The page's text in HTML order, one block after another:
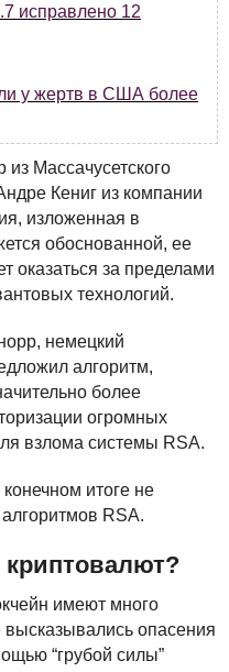
исправлено 12
у жертв в США более
Массачусетского
Кениг из компании
изложенная в
обоснованной, ее
оказаться за пределами
технологий.
немецкий
алгоритм,
более
огромных
взлома системы RSA.
итоге не
RSA.
криптовалют?
имеют много
опасения
“грубой силы”